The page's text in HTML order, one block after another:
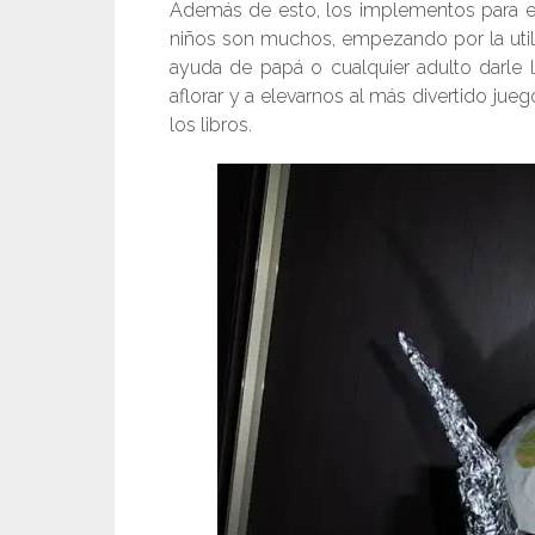
Además de esto, los implementos para
niños son muchos, empezando por la
ayuda de papá o cualquier adulto darle
aflorar y a elevarnos al más divertido
los libros.